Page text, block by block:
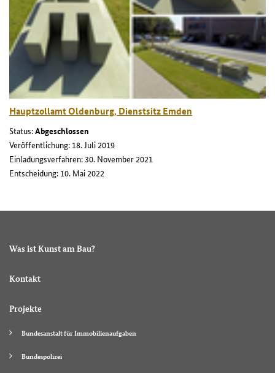
Hauptzollamt Oldenburg, Dienstsitz Emden
Status:Abgeschlossen
Veröffentlichung: 18. Juli 2019
Einladungsverfahren: 30. November 2021
Entscheidung: 10. Mai 2022
Was ist Kunst am Bau?
Kontakt
Projekte
Bundesanstalt für Immobilienaufgaben
Bundespolizei